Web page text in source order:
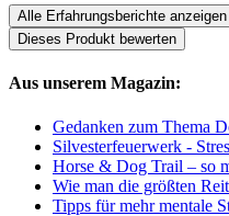
Alle Erfahrungsberichte anzeigen
Dieses Produkt bewerten
Aus unserem Magazin:
Gedanken zum Thema
Silvesterfeuerwerk -
Horse & Dog Trail – so
Wie man die größten
Tipps für mehr mentale